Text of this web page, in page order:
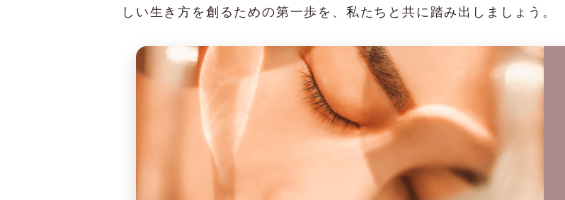
しい生き方を創るための第一歩を、私たちと共に踏み出しましょう。